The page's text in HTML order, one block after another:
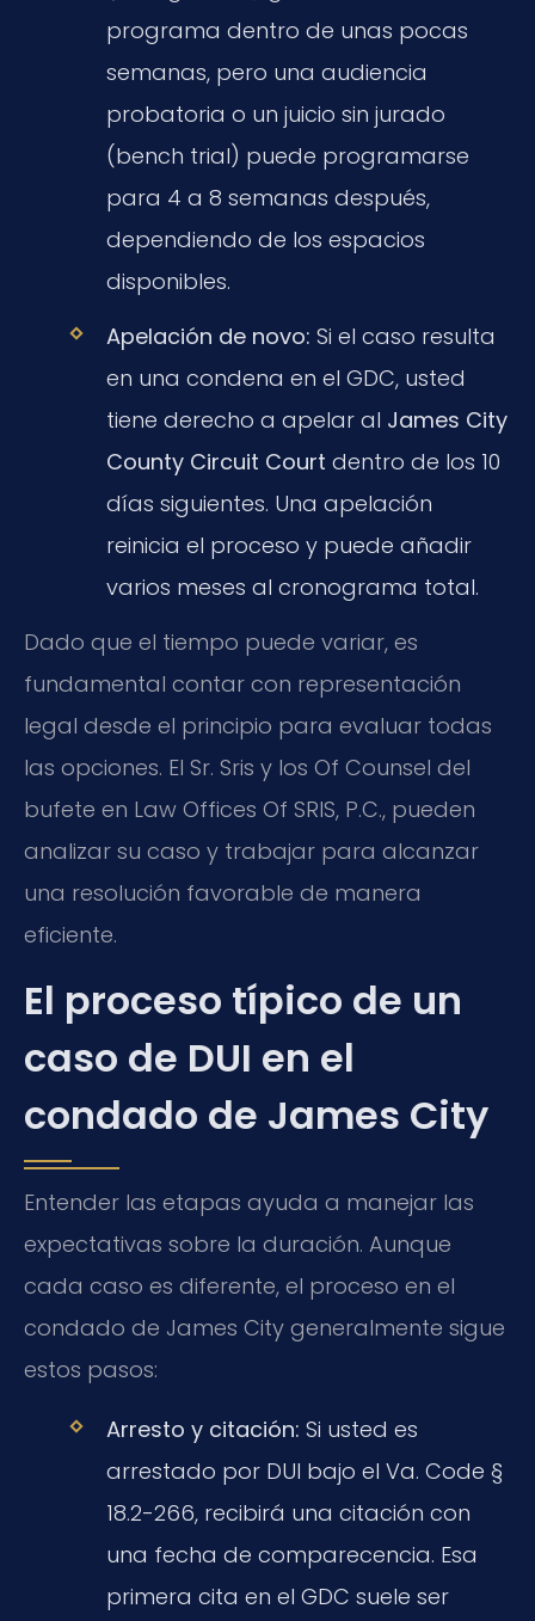
programa dentro de unas pocas
semanas, pero una audiencia
probatoria o un juicio sin jurado
(bench trial) puede programarse
para 4 a 8 semanas después,
dependiendo de los espacios
disponibles.
Apelación de novo: Si el caso resulta
en una condena en el GDC, usted
tiene derecho a apelar al James City
County Circuit Court dentro de los 10
días siguientes. Una apelación
reinicia el proceso y puede añadir
varios meses al cronograma total.
Dado que el tiempo puede variar, es
fundamental contar con representación
legal desde el principio para evaluar todas
las opciones. El Sr. Sris y los Of Counsel del
bufete en Law Offices Of SRIS, P.C., pueden
analizar su caso y trabajar para alcanzar
una resolución favorable de manera
eficiente.
El proceso típico de un
caso de DUI en el
condado de James City
Entender las etapas ayuda a manejar las
expectativas sobre la duración. Aunque
cada caso es diferente, el proceso en el
condado de James City generalmente sigue
estos pasos:
Arresto y citación: Si usted es
arrestado por DUI bajo el Va. Code §
18.2-266, recibirá una citación con
una fecha de comparecencia. Esa
primera cita en el GDC suele ser